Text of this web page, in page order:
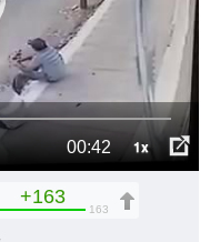
00:42 1x
+163
163